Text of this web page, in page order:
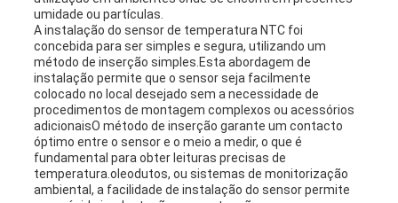
umidade ou partículas.
A instalação do sensor de temperatura NTC foi
concebida para ser simples e segura, utilizando um
método de inserção simples.Esta abordagem de
instalação permite que o sensor seja facilmente
colocado no local desejado sem a necessidade de
procedimentos de montagem complexos ou acessórios
adicionaisO método de inserção garante um contacto
óptimo entre o sensor e o meio a medir, o que é
fundamental para obter leituras precisas de
temperatura.oleodutos, ou sistemas de monitorização
ambiental, a facilidade de instalação do sensor permite